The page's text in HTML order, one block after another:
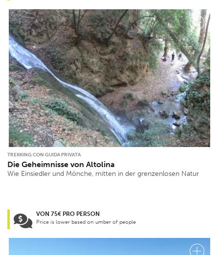
TREKKING CON GUIDA PRIVATA
Die Geheimnisse von Altolina
Wie Einsiedler und Mönche, mitten in der grenzenlosen Natur
VON 75€ PRO PERSON
Price is lower based on umber of people